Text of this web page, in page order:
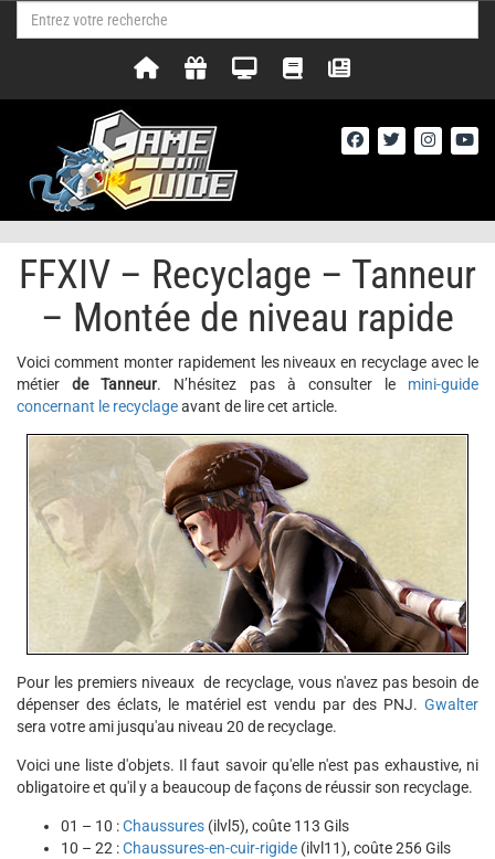
FFXIV – Recyclage – Tanneur
– Montée de niveau rapide
Voici comment monter rapidement les niveaux en recyclage avec le
métierde Tanneur. N’hésitez pas à consulter le mini-guide
concernant le recyclageavant de lire cet article.
Pour les premiers niveaux de recyclage, vous n'avez pas besoin de
dépenser des éclats, le matériel est vendu par des PNJ. Gwalter
sera votre ami jusqu'au niveau 20 de recyclage.
Voici une liste d'objets. Il faut savoir qu'elle n'est pas exhaustive, ni
obligatoire et qu'il y a beaucoup de façons de réussir son recyclage.
01 – 10 :Chaussures (ilvl5), coûte 113 Gils
10 – 22 :Chaussures-en-cuir-rigide (ilvl11), coûte 256 Gils